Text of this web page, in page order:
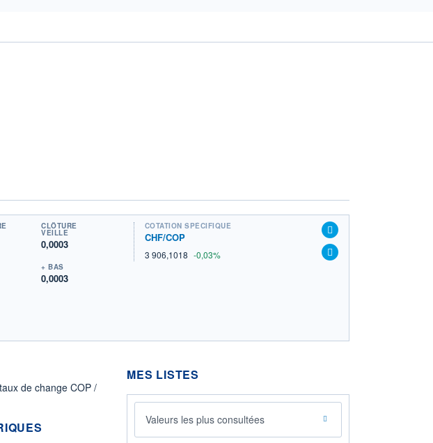
CLÔTURE
VEILLE
0,0003
+ BAS
0,0003
COTATION SPÉCIFIQUE
CHF/COP
3 906,1018 -0,03%
de change COP /
MES LISTES
Valeurs les plus consultées